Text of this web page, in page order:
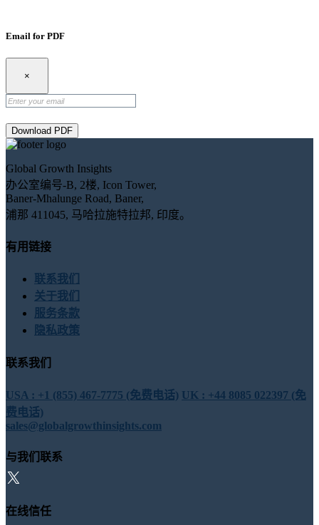
Email for PDF
×
Download PDF
Global Growth Insights
办公室编号-B, 2楼, Icon Tower,
Baner-Mhalunge Road, Baner,
浦那 411045, 马哈拉施特拉邦, 印度。
有用链接
联系我们
关于我们
服务条款
隐私政策
联系我们
USA : +1 (855) 467-7775 (免费电话) UK : +44 8085 022397 (免
费电话)
sales@globalgrowthinsights.com
与我们联系
在线信任